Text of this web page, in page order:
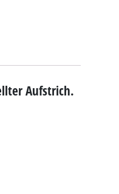
Aufstrich.